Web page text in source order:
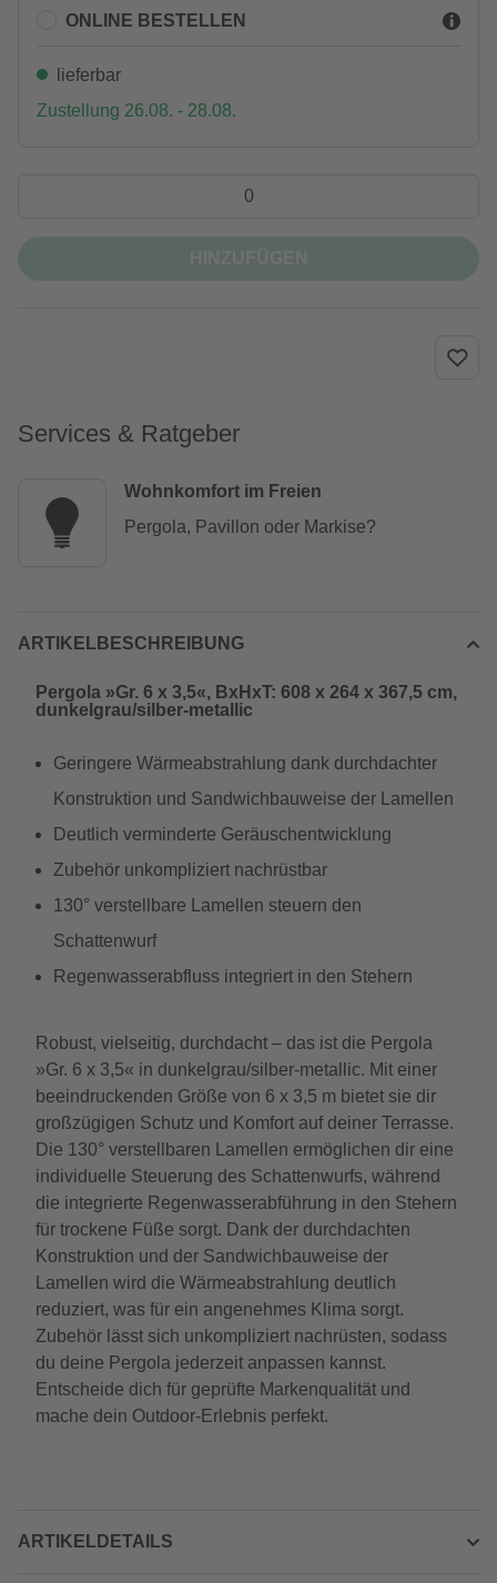
ONLINE BESTELLEN
lieferbar
Zustellung 26.08. - 28.08.
Services & Ratgeber
Wohnkomfort im Freien
Pergola, Pavillon oder Markise?
ARTIKELBESCHREIBUNG
Pergola »Gr. 6 x 3,5«, BxHxT: 608 x 264 x 367,5 cm,
dunkelgrau/silber-metallic
Geringere Wärmeabstrahlung dank durchdachter
Konstruktion und Sandwichbauweise der Lamellen
Deutlich verminderte Geräuschentwicklung
Zubehör unkompliziert nachrüstbar
130° verstellbare Lamellen steuern den
Schattenwurf
Regenwasserabfluss integriert in den Stehern
Robust, vielseitig, durchdacht – das ist die Pergola
»Gr. 6 x 3,5« in dunkelgrau/silber-metallic. Mit einer
beeindruckenden Größe von 6 x 3,5 m bietet sie dir
großzügigen Schutz und Komfort auf deiner Terrasse.
Die 130° verstellbaren Lamellen ermöglichen dir eine
individuelle Steuerung des Schattenwurfs, während
die integrierte Regenwasserabführung in den Stehern
für trockene Füße sorgt. Dank der durchdachten
Konstruktion und der Sandwichbauweise der
Lamellen wird die Wärmeabstrahlung deutlich
reduziert, was für ein angenehmes Klima sorgt.
Zubehör lässt sich unkompliziert nachrüsten, sodass
du deine Pergola jederzeit anpassen kannst.
Entscheide dich für geprüfte Markenqualität und
mache dein Outdoor-Erlebnis perfekt.
ARTIKELDETAILS